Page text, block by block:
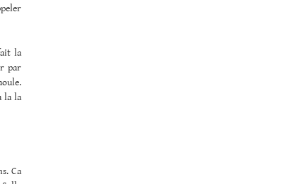
la
par
la la
Ca